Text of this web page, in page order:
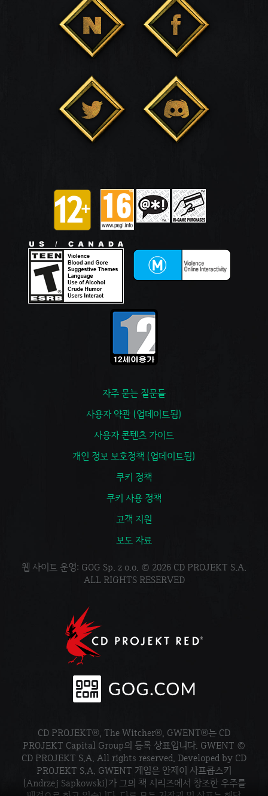
자주 묻는 질문들
사용자 약관 (업데이트됨)
사용자 콘텐츠 가이드
개인 정보 보호정책 (업데이트됨)
쿠키 정책
쿠키 사용 정책
고객 지원
보도 자료
웹 사이트 운영: GOG Sp. z o.o. © 2026 CD PROJEKT S.A.
ALL RIGHTS RESERVED
CD PROJEKT®, The Witcher®, GWENT®는 CD
PROJEKT Capital Group의 등록 상표입니다. GWENT ©
CD PROJEKT S.A. All rights reserved. Developed by CD
PROJEKT S.A. GWENT 게임은 안제이 사프콥스키
(Andrzej Sapkowski)가 그의 책 시리즈에서 창조한 우주를